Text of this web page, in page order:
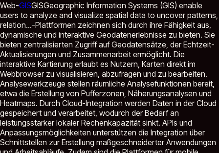
Web-GISGISGeographic Information Systems (GIS) enable
users to analyze and visualize spatial data to uncover patterns,
relation...-Plattformen zeichnen sich durch ihre Fähigkeit aus,
dynamische und interaktive Geodatenerlebnisse zu bieten. Sie
bieten zentralisierten Zugriff auf Geodatensätze, der Echtzeit-
Aktualisierungen und Zusammenarbeit ermöglicht. Die
interaktive Kartierung erlaubt es Nutzern, Karten direkt im
Webbrowser zu visualisieren, abzufragen und zu bearbeiten.
Analysewerkzeuge stellen räumliche Analysefunktionen bereit,
etwa die Erstellung von Pufferzonen, Näherungsanalysen und
Heatmaps. Durch Cloud-Integration werden Daten in der Cloud
gespeichert und verarbeitet, wodurch der Bedarf an
leistungsstarker lokaler Rechenkapazität sinkt. APIs und
Anpassungsmöglichkeiten unterstützen die Integration über
Schnittstellen zur Erstellung maßgeschneiderter Anwendungen